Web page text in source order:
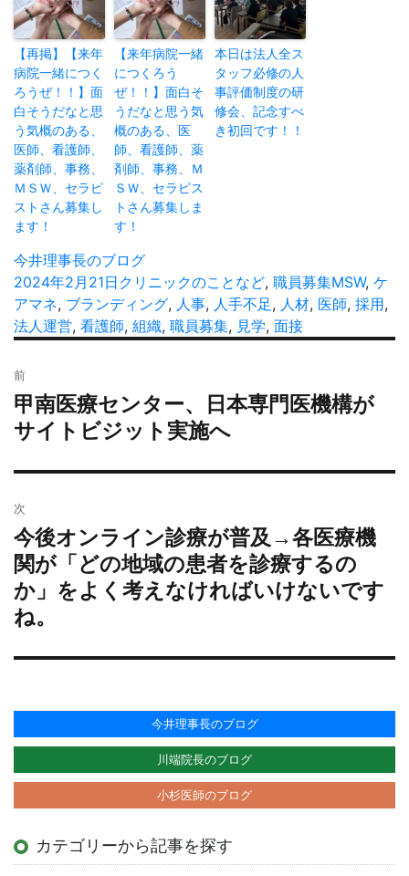
【再掲】【来年
病院一緒につく
ろうぜ！！】面
白そうだなと思
う気概のある、
医師、看護師、
薬剤師、事務、
ＭＳＷ、セラピ
ストさん募集し
ます！
【来年病院一緒
につくろう
ぜ！！】面白そ
うだなと思う気
概のある、医
師、看護師、薬
剤師、事務、Ｍ
ＳＷ、セラピス
トさん募集しま
す！
本日は法人全ス
タッフ必修の人
事評価制度の研
修会、記念すべ
き初回です！！
投
稿
者
今井理事長のブログ
投
稿
日:
2024年2月21日 カ
テ
ゴ
クリニックのことなど, 職員募集タ
グ
MSW, ケ
アマネ, ブランディング, 人事, 人手不足, 人材, 医師, 採用,
法人運営, 看護師, 組織, 職員募集, 見学, 面接
稿
ナ
ビ
シ
ョ
ン
前
過
去
の
投
甲南医療センター、日本専門医機構が
サイトビジット実施へ
次
次
の
投
稿:
今後オンライン診療が普及→各医療機
関が「どの地域の患者を診療するの
か」をよく考えなければいけないです
ね。
今井理事長のブログ
川端院長のブログ
小杉医師のブログ
カテゴリーから記事を探す